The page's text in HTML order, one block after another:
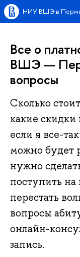
НИУ ВШЭ в
Все о
ВШЭ —
вопросы
Сколько
какие скидки
если я все-
можно будет
нужно
поступить
перестать
вопросы
онлайн-
запись.